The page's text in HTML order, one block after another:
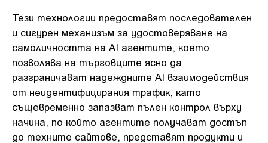
Тези технологии предоставят последователен
и сигурен механизъм за удостоверяване на
самоличността на AI агентите, което
позволява на търговците ясно да
разграничават надеждните AI взаимодействия
от неидентифицирания трафик, като
същевременно запазват пълен контрол върху
начина, по който агентите получават достъп
до техните сайтове, представят продукти и